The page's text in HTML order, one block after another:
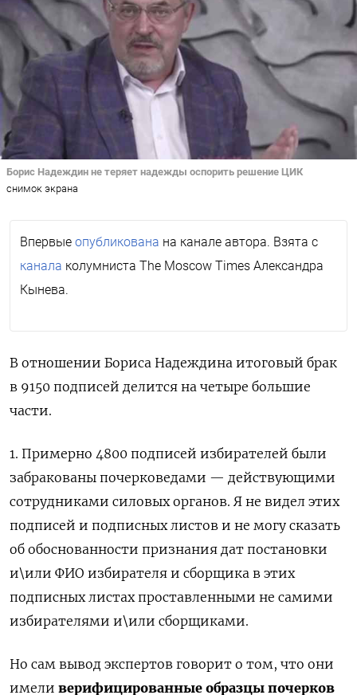
Борис Надеждин не теряет надежды оспорить решение ЦИК
снимок экрана
Впервые опубликована на канале автора. Взята с
канала колумниста The Moscow Times Александра
Кынева.
В отношении Бориса Надеждина итоговый брак
в 9150 подписей делится на четыре большие
части.
1. Примерно 4800 подписей избирателей были
забракованы почерковедами — действующими
сотрудниками силовых органов. Я не видел этих
подписей и подписных листов и не могу сказать
об обоснованности признания дат постановки
и\или ФИО избирателя и сборщика в этих
подписных листах проставленными не самими
избирателями и\или сборщиками.
Но сам вывод экспертов говорит о том, что они
имели верифицированные образцы почерков